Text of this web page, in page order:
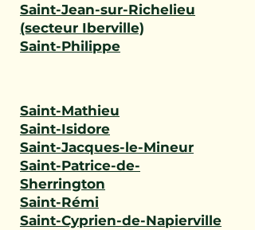
Saint-Jean-sur-Richelieu
(secteur Iberville)
Saint-Philippe
Saint-Mathieu
Saint-Isidore
Saint-Jacques-le-Mineur
Saint-Patrice-de-
Sherrington
Saint-Rémi
Saint-Cyprien-de-Napierville